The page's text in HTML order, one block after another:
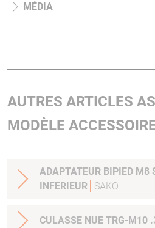
MÉDIA
AUTRES ARTICLES
MODÈLE
ADAPTATEUR BIPIED M8
INFERIEUR
SAKO
CULASSE NUE TRG-M10